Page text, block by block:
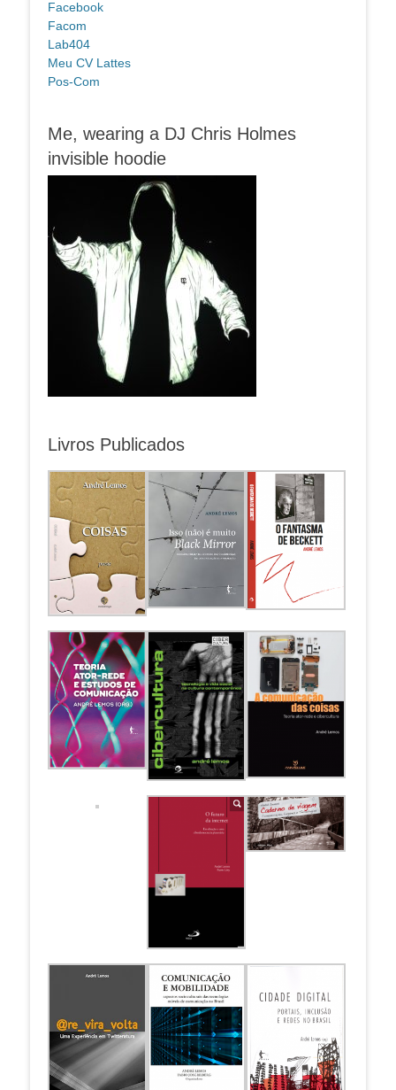
Facebook
Facom
Lab404
Meu CV Lattes
Pos-Com
Me, wearing a DJ Chris Holmes
invisible hoodie
Livros Publicados